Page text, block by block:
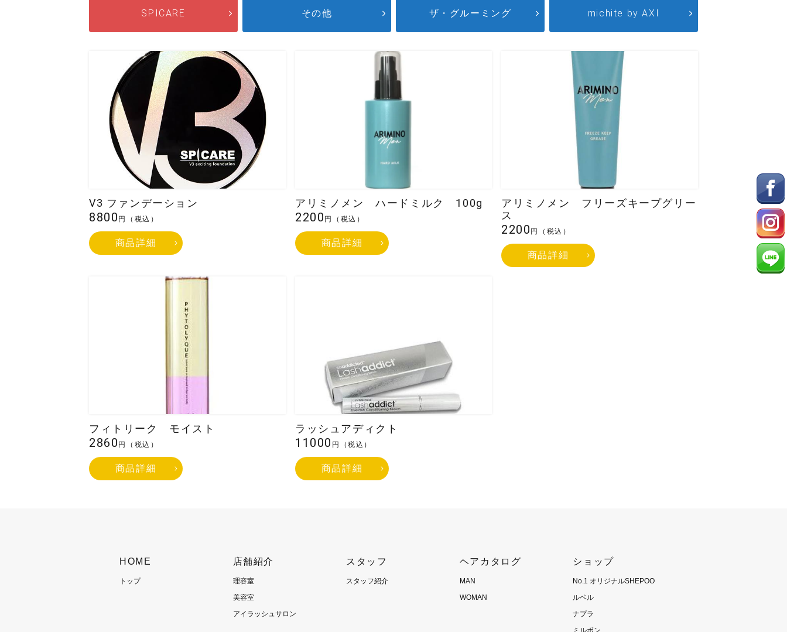
SPICARE その他 ザ・グルーミング michite by AXI
V3 ファンデーション
8800 円（税込）
商品詳細
アリミノメン ハードミルク 100g
2200 円（税込）
商品詳細
アリミノメン フリーズキープグリー
ス
2200 円（税込）
商品詳細
フィトリーク モイスト
2860 円（税込）
商品詳細
ラッシュアディクト
11000 円（税込）
商品詳細
HOME
トップ
店舗紹介
理容室
美容室
アイラッシュサロン
スタッフ
スタッフ紹介
ヘアカタログ
MAN
WOMAN
ショップ
No.1 オリジナルSHEPOO
ルベル
ナプラ
会社名 or 個人名
担当者様のお名前
メッセージを送信する